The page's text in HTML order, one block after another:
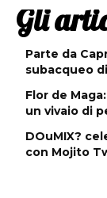
Gli
Parte da
subacqueo
Flor de
un vivaio di
DOuMIX?
con Mojito